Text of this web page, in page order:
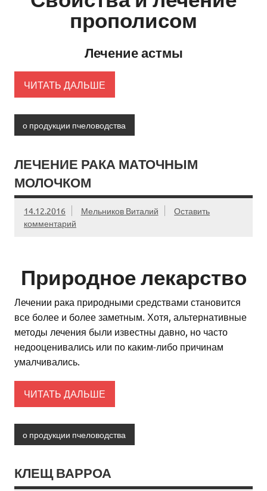
прополисом
Лечение астмы
ЧИТАТЬ ДАЛЬШЕ
о продукции пчеловодства
ЛЕЧЕНИЕ РАКА МАТОЧНЫМ
МОЛОЧКОМ
14.12.2016 Мельников Виталий
Оставить
комментарий
Природное лекарство
Лечении рака природными средствами становится
все более и более заметным. Хотя, альтернативные
методы лечения были известны давно, но часто
недооценивались или по каким-либо причинам
умалчивались.
ЧИТАТЬ ДАЛЬШЕ
о продукции пчеловодства
КЛЕЩ ВАРРОА